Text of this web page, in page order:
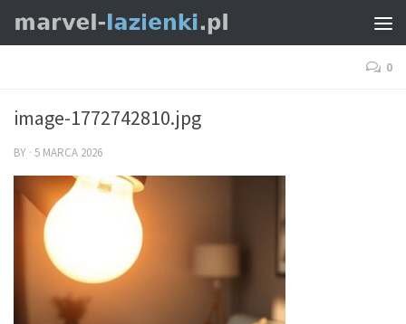
0
image-1772742810.jpg
BY · 5 MARCA 2026